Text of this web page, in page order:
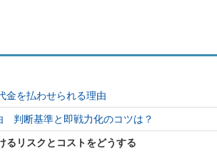
を払わせられる理由
判断基準と即戦力化のコツは？
リスクとコストをどうする